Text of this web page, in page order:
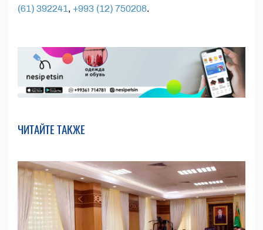
(61) 392241 , +993 (12) 750208.
ЧИТАЙТЕ ТАКЖЕ